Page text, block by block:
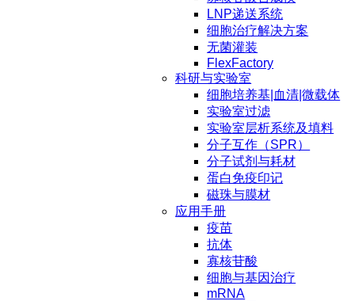
LNP递送系统
细胞治疗解决方案
无菌灌装
FlexFactory
科研与实验室
细胞培养基|血清|微载体
实验室过滤
实验室层析系统及填料
分子互作（SPR）
分子试剂与耗材
蛋白免疫印记
磁珠与膜材
应用手册
疫苗
抗体
寡核苷酸
细胞与基因治疗
mRNA